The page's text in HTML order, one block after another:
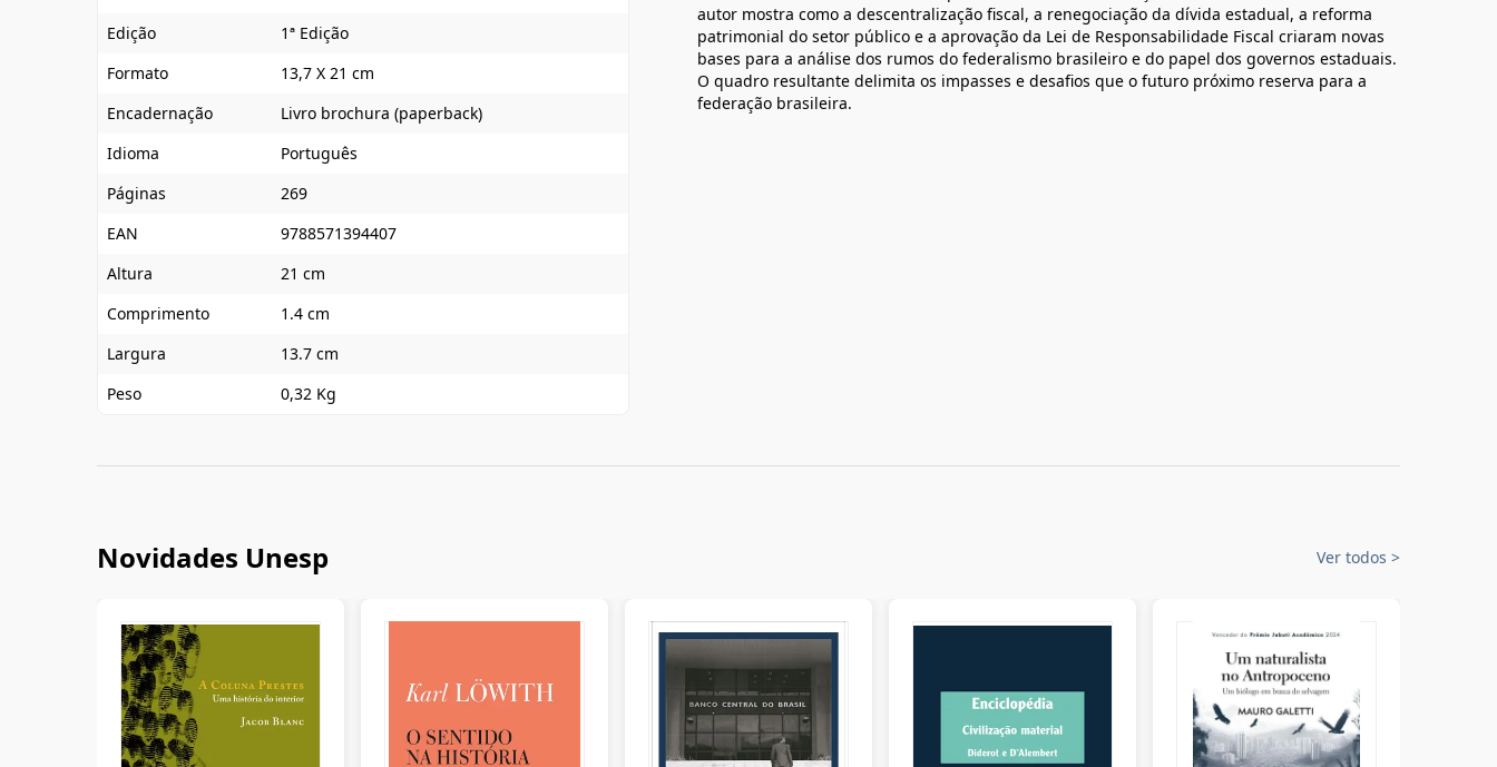
Edição
1ª Edição
Formato
13,7 X 21 cm
Encadernação
Livro brochura (paperback)
Idioma
Português
Páginas
269
EAN
9788571394407
Altura
21 cm
Comprimento
1.4 cm
Largura
13.7 cm
Peso
0,32 Kg
autor mostra como a descentralização fiscal, a renegociação da dívida estadual, a reforma
patrimonial do setor público e a aprovação da Lei de Responsabilidade Fiscal criaram novas
bases para a análise dos rumos do federalismo brasileiro e do papel dos governos estaduais.
O quadro resultante delimita os impasses e desafios que o futuro próximo reserva para a
federação brasileira.
Novidades Unesp Ver todos >